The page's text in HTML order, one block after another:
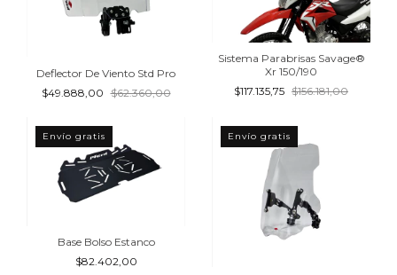
Deflector De Viento Std Pro
$49.888,00 $62.360,00
Sistema Parabrisas Savage®
Xr 150/190
$117.135,75 $156.181,00
Envío gratis
Base Bolso Estanco
$82.402,00
Envío gratis